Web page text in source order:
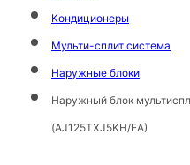
Кондиционеры
Мульти-сплит система
Наружные блоки
Наружный блок
(AJ125TXJ5KH/EA)